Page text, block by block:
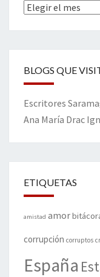
Archivos
BLOGS QUE
Escritores
Ana María Drac
ETIQUETAS
amistad amor
corrupción corruptos
España